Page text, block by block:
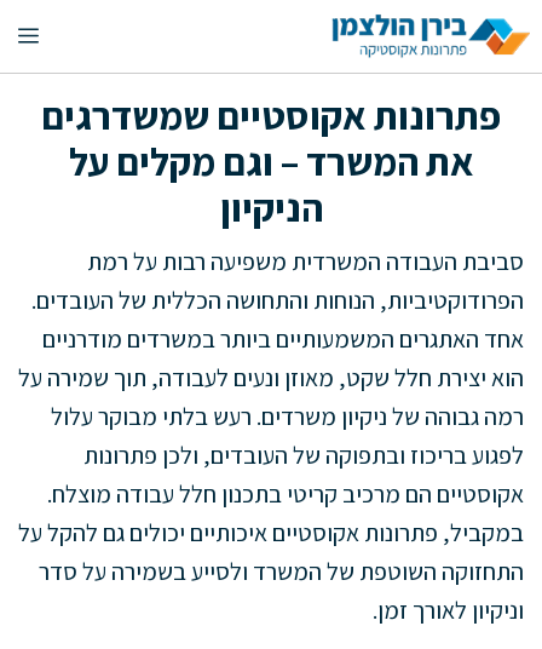
לדלג
לתוכן
פתרונות אקוסטיים שמשדרגים
את המשרד – וגם מקלים על
הניקיון
סביבת העבודה המשרדית משפיעה רבות על רמת
הפרודוקטיביות, הנוחות והתחושה הכללית של העובדים.
אחד האתגרים המשמעותיים ביותר במשרדים מודרניים
הוא יצירת חלל שקט, מאוזן ונעים לעבודה, תוך שמירה על
רמה גבוהה של ניקיון משרדים. רעש בלתי מבוקר עלול
לפגוע בריכוז ובתפוקה של העובדים, ולכן פתרונות
אקוסטיים הם מרכיב קריטי בתכנון חלל עבודה מוצלח.
במקביל, פתרונות אקוסטיים איכותיים יכולים גם להקל על
התחזוקה השוטפת של המשרד ולסייע בשמירה על סדר
וניקיון לאורך זמן.